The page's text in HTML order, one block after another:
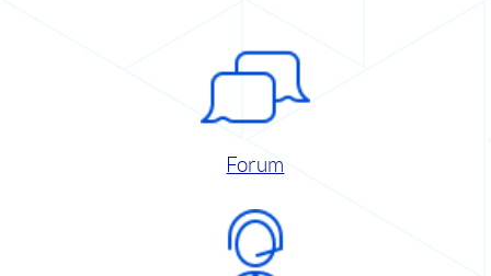
Forum